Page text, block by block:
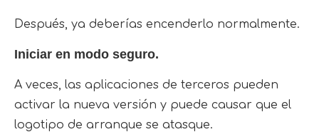
Después, ya deberías encenderlo normalmente.
Iniciar en modo seguro.
A veces, las aplicaciones de terceros pueden
activar la nueva versión y puede causar que el
logotipo de arranque se atasque.